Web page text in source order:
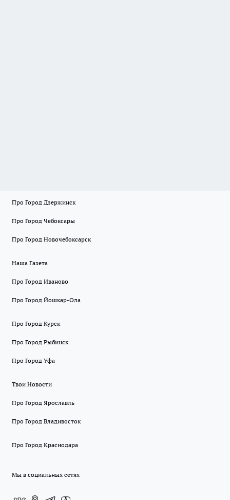
Про Город Дзержинск
Про Город Чебоксары
Про Город Новочебоксарск
Наша Газета
Про Город Иваново
Про Город Йошкар-Ола
Про Город Курск
Про Город Рыбинск
Про Город Уфа
Твои Новости
Про Город Ярославль
Про Город Владивосток
Про Город Краснодара
Мы в социальных сетях